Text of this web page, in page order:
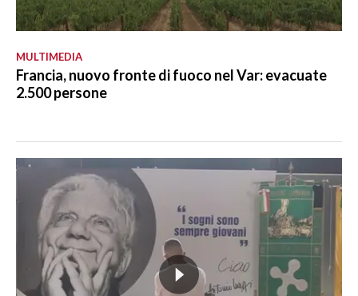
MULTIMEDIA
Francia, nuovo fronte di fuoco nel Var: evacuate
2.500 persone